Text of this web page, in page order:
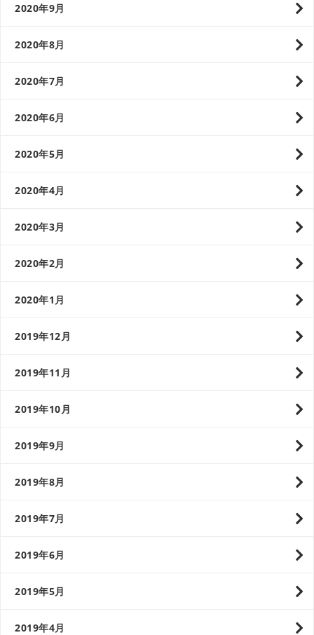
2020年9月
2020年8月
2020年7月
2020年6月
2020年5月
2020年4月
2020年3月
2020年2月
2020年1月
2019年12月
2019年11月
2019年10月
2019年9月
2019年8月
2019年7月
2019年6月
2019年5月
2019年4月